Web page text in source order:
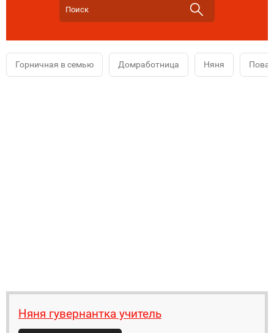
Горничная в семью Домработница Няня
Няня гувернантка учитель